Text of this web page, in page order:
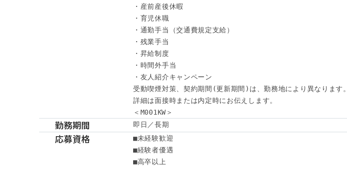
・産前産後休暇
・育児休職
・通勤手当（交通費規定支給）
・残業手当
・昇給制度
・時間外手当
・友人紹介キャンペーン
受動喫煙対策、契約期間(更新期間)は、勤務地により異なります。
詳細は面接時または内定時にお伝えします。
＜M001KW＞
勤務期間 即日／長期
応募資格
■未経験歓迎
■経験者優遇
■高卒以上